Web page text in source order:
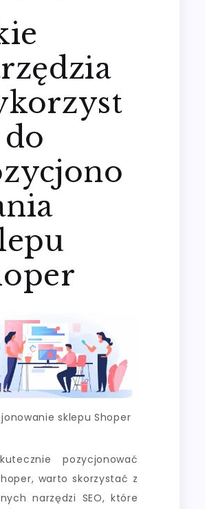
sklepu Shoper
pozycjonować
warto skorzystać z
narzędzi SEO, które